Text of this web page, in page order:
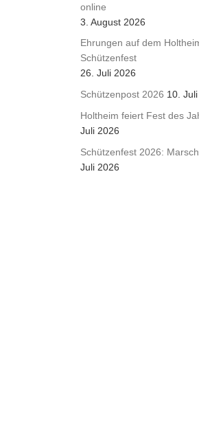
online
3. August 2026
Ehrungen auf dem
Schützenfest
26. Juli 2026
Schützenpost 2026 10.
Holtheim feiert Fest des
Juli 2026
Schützenfest 2026:
Juli 2026